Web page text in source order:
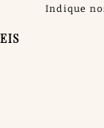
Indique